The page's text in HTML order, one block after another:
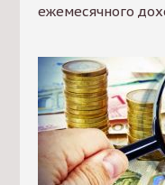
ежемесячного